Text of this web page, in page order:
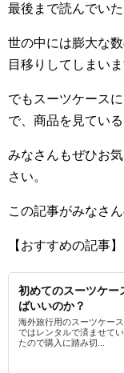
最後まで読んでい
世の中には膨大な
目移りしてしまいま
でもスーツケース
で、商品を見てい
みなさんもぜひお
さい。
この記事がみなさ
【おすすめの記事】
初めてのスーツケ
ばいいのか？
海外旅行用のスーツケー
ではレンタルで済ませて
たので購入に踏み切...